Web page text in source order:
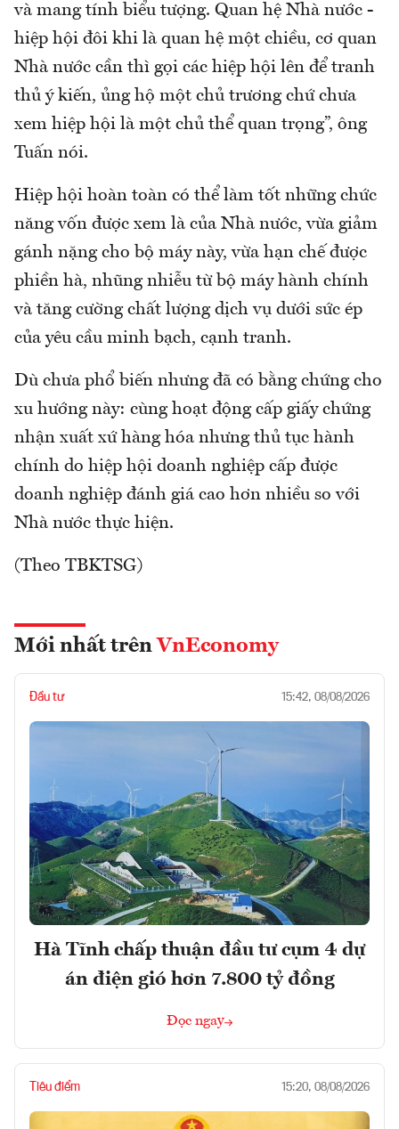
và mang tính biểu tượng. Quan hệ Nhà nước -
hiệp hội đôi khi là quan hệ một chiều, cơ quan
Nhà nước cần thì gọi các hiệp hội lên để tranh
thủ ý kiến, ủng hộ một chủ trương chứ chưa
xem hiệp hội là một chủ thể quan trọng”, ông
Tuấn nói.
Hiệp hội hoàn toàn có thể làm tốt những chức
năng vốn được xem là của Nhà nước, vừa giảm
gánh nặng cho bộ máy này, vừa hạn chế được
phiền hà, nhũng nhiễu từ bộ máy hành chính
và tăng cường chất lượng dịch vụ dưới sức ép
của yêu cầu minh bạch, cạnh tranh.
Dù chưa phổ biến nhưng đã có bằng chứng cho
xu hướng này: cùng hoạt động cấp giấy chứng
nhận xuất xứ hàng hóa nhưng thủ tục hành
chính do hiệp hội doanh nghiệp cấp được
doanh nghiệp đánh giá cao hơn nhiều so với
Nhà nước thực hiện.
(Theo TBKTSG)
Mới nhất trên VnEconomy
Đầu tư 15:42, 08/08/2026
Hà Tĩnh chấp thuận đầu tư cụm 4 dự
án điện gió hơn 7.800 tỷ đồng
Đọc ngay
Tiêu điểm 15:20, 08/08/2026